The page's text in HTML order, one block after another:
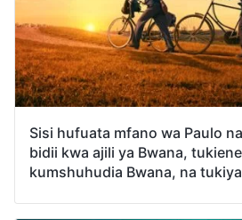
Sisi hufuata mfano wa Paulo
bidii kwa ajili ya Bwana,
kumshuhudia Bwana, na